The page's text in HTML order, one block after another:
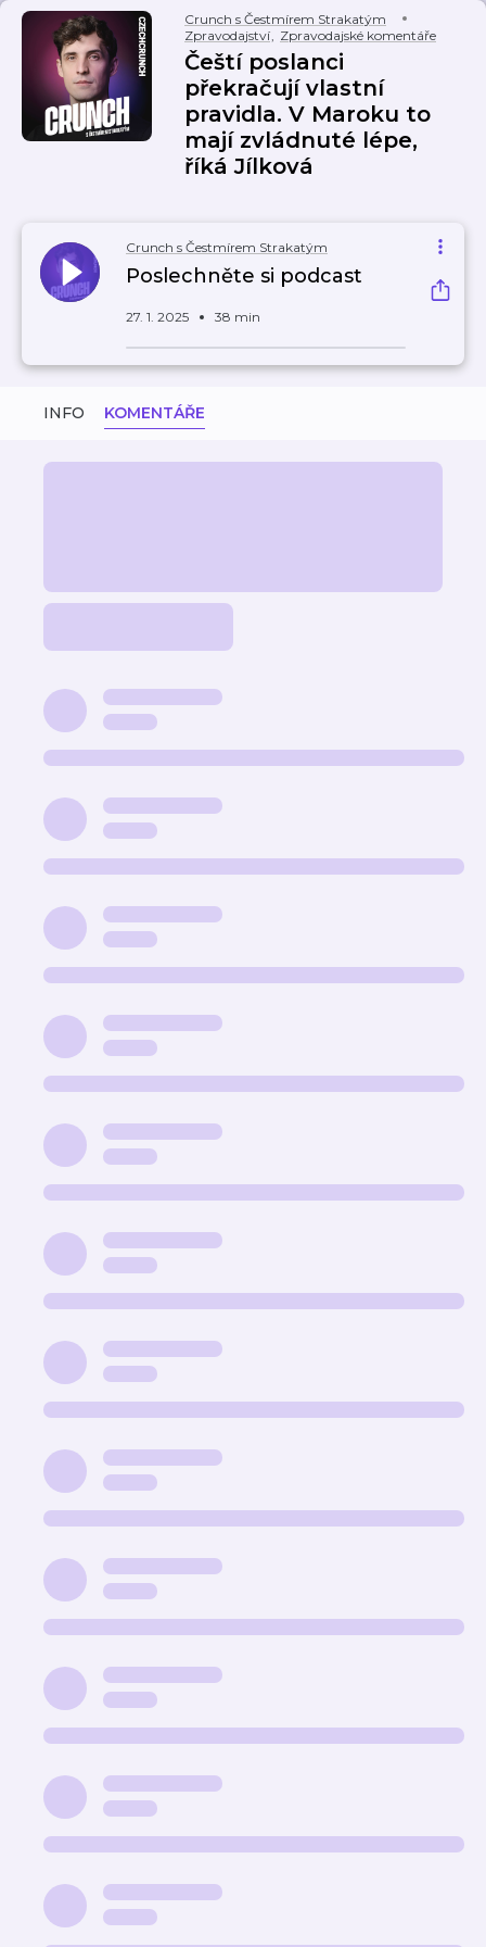
Crunch s Čestmírem Strakatým
Zpravodajství, Zpravodajské komentáře
Čeští poslanci
překračují vlastní
pravidla. V Maroku to
mají zvládnuté lépe,
říká Jílková
Crunch s Čestmírem Strakatým
Poslechněte si podcast
27. 1. 2025 38 min
INFO KOMENTÁŘE